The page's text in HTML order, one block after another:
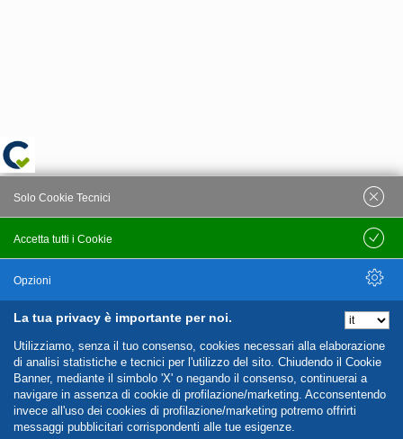
La tua privacy è importante per noi.
Utilizziamo, senza il tuo consenso, cookies necessari alla elaborazione
di analisi statistiche e tecnici per l'utilizzo del sito. Chiudendo il Cookie
Banner, mediante il simbolo 'X' o negando il consenso, continuerai a
navigare in assenza di cookie di profilazione/marketing. Acconsentendo
invece all'uso dei cookies di profilazione/marketing potremo offrirti
messaggi pubblicitari corrispondenti alle tue esigenze.
Accetta tutti i Cookie
Solo Cookie Tecnici
Salva
Opzioni
Nascondi Opzioni